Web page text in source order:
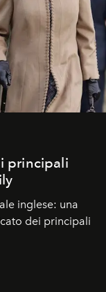
principali
inglese: una
dei principali